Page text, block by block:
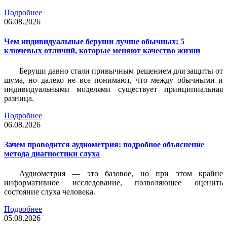
Подробнее
06.08.2026
Чем индивидуальные беруши лучше обычных: 5
ключевых отличий, которые меняют качество жизни
Беруши давно стали привычным решением для защиты от
шума, но далеко не все понимают, что между обычными и
индивидуальными моделями существует принципиальная
разница.
Подробнее
06.08.2026
Зачем проводится аудиометрия: подробное объяснение
метода диагностики слуха
Аудиометрия — это базовое, но при этом крайне
информативное исследование, позволяющее оценить
состояние слуха человека.
Подробнее
05.08.2026